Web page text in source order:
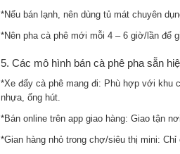
*Nếu bán lạnh, nên dùng tủ mát chuyên
*Nên pha cà phê mới mỗi 4 – 6 giờ/lần để
5. Các mô hình bán cà phê pha sẵn
*Xe đẩy cà phê mang đi: Phù hợp với khu
nhựa, ống hút.
*Bán online trên app giao hàng: Giao tận
*Gian hàng nhỏ trong chợ/siêu thị mini: